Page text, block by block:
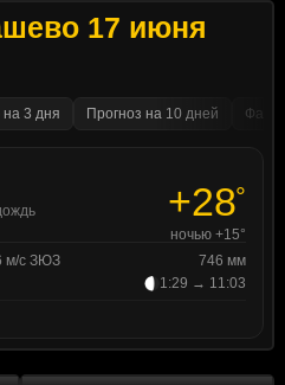
17 июня
3 дня Прогноз на 10 дней
+28°
ночью +15°
м/с ЗЮЗ
746 мм
1:29 → 11:03